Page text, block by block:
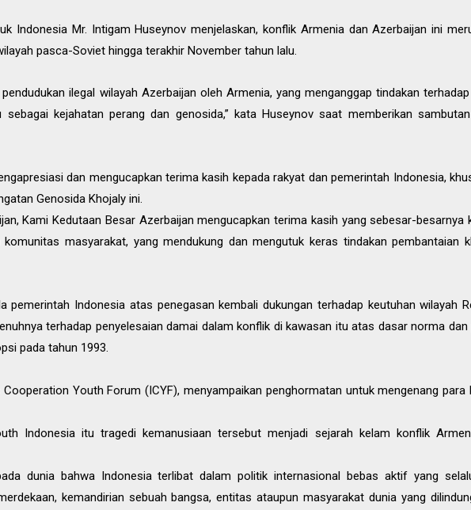
Indonesia Mr. Intigam Huseynov menjelaskan, konflik Armenia dan Azerbaijan ini
pasca-Soviet hingga terakhir November tahun lalu.
ilegal wilayah Azerbaijan oleh Armenia, yang menganggap tindakan
kejahatan perang dan genosida,” kata Huseynov saat memberikan
dan mengucapkan terima kasih kepada rakyat dan pemerintah Indonesia,
Genosida Khojaly ini.
Kami Kedutaan Besar Azerbaijan mengucapkan terima kasih yang sebesar-besarnya
masyarakat, yang mendukung dan mengutuk keras tindakan pembantaian
pemerintah Indonesia atas penegasan kembali dukungan terhadap keutuhan wilayah
terhadap penyelesaian damai dalam konflik di kawasan itu atas dasar norma dan
pada tahun 1993.
Youth Forum (ICYF), menyampaikan penghormatan untuk mengenang para
Indonesia itu tragedi kemanusiaan tersebut menjadi sejarah kelam konflik
dunia bahwa Indonesia terlibat dalam politik internasional bebas aktif yang
kemandirian sebuah bangsa, entitas ataupun masyarakat dunia yang